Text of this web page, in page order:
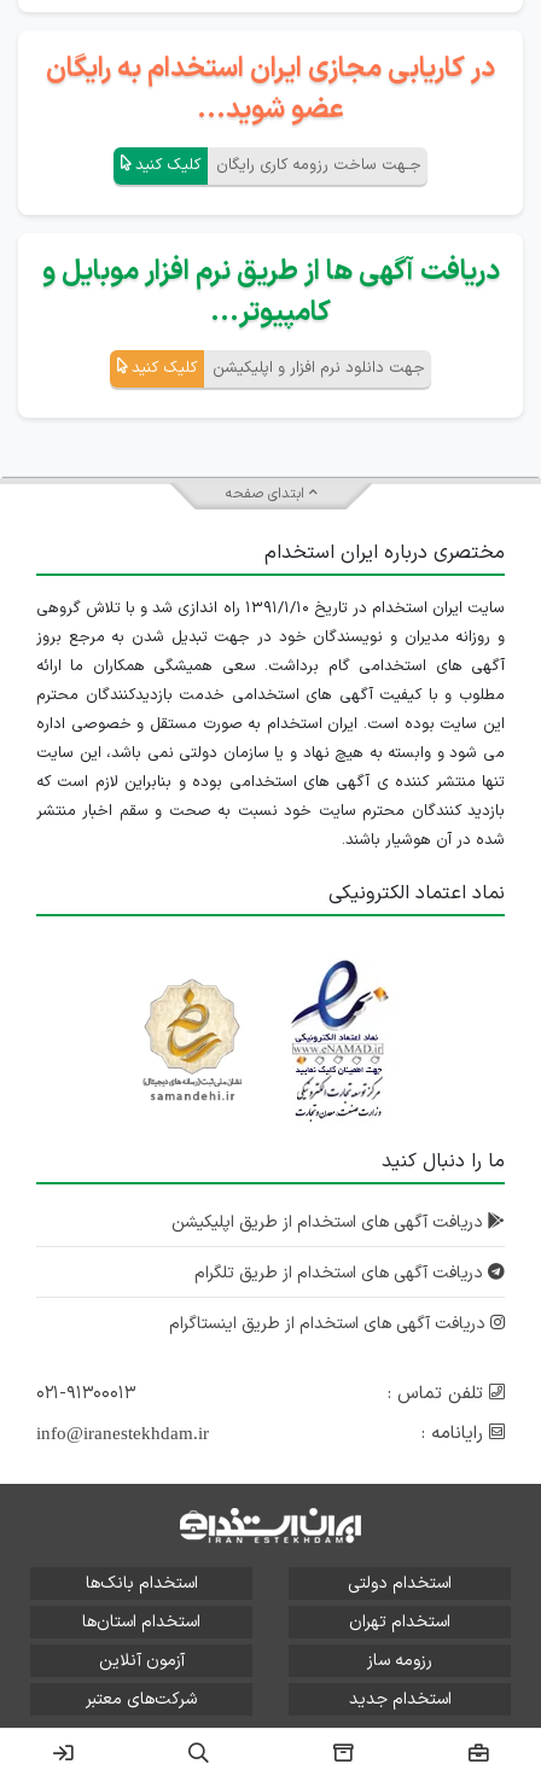
در کاریابی مجازی ایران استخدام به رایگان
عضو شوید...
جـهت ساخت رزومه کاری رایگان کلیک کنید
دریافت آگهی ها از طریق نرم افزار موبایل و
کامپیوتر...
جهت دانلود نرم افزار و اپلیکیشن کلیک کنید
ابتدای صفحه
مختصری درباره ایران استخدام
سایت ایران استخدام در تاریخ ۱۳۹۱/۱/۱۰ راه اندازی شد و با تلاش گروهی
و روزانه مدیران و نویسندگان خود در جهت تبدیل شدن به مرجع بروز
آگهی های استخدامی گام برداشت. سعی همیشگی همکاران ما ارائه
مطلوب و با کیفیت آگهی های استخدامی خدمت بازدیدکنندگان محترم
این سایت بوده است. ایران استخدام به صورت مستقل و خصوصی اداره
می شود و وابسته به هیچ نهاد و یا سازمان دولتی نمی باشد، این سایت
تنها منتشر کننده ی آگهی های استخدامی بوده و بنابراین لازم است که
بازدید کنندگان محترم سایت خود نسبت به صحت و سقم اخبار منتشر
شده در آن هوشیار باشند.
نماد اعتماد الکترونیکی
ما را دنبال کنید
دریافت آگهی های استخدام از طریق اپلیکیشن
دریافت آگهی های استخدام از طریق تلگرام
دریافت آگهی های استخدام از طریق اینستاگرام
تلفن تماس :
۰۲۱-۹۱۳۰۰۰۱۳
رایانامه :
info@iranestekhdam.ir
استخدام دولتی
استخدام بانک‌ها
استخدام تهران
استخدام استان‌ها
رزومه ساز
آزمون آنلاین
استخدام جدید
شرکت‌های معتبر
تمامی حقوق این سایت برای آلتین سیستم محفوظ است و هر
گونه سوءاستفاده از آن پیگرد قانونی دارد.